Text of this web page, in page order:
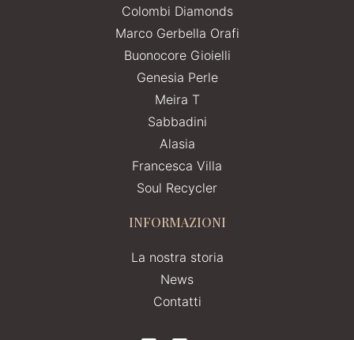
Colombi Diamonds
Marco Gerbella Orafi
Buonocore Gioielli
Genesia Perle
Meira T
Sabbadini
Alasia
Francesca Villa
Soul Recycler
INFORMAZIONI
La nostra storia
News
Contatti